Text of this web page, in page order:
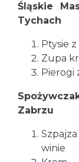
Śląskie
Tychach
Ptysie
Zupa
Pierogi
Zabrzu
winie